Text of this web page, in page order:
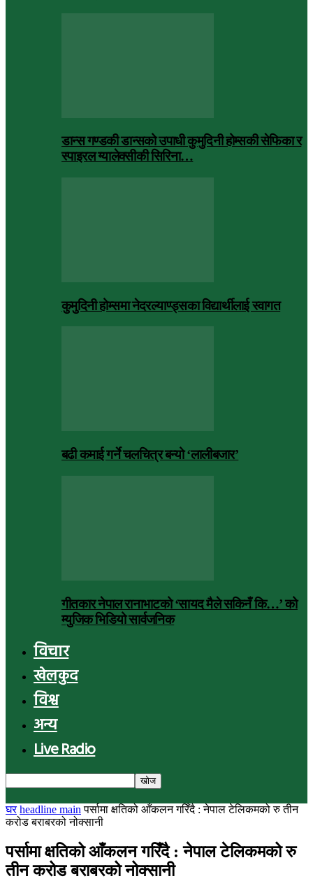
डान्स गण्डकी डान्सको उपाधी कुमुदिनी होम्सकी सेफिका र
स्पाइरल ग्यालेक्सीकी सिरिना…
कुमुदिनी होम्समा नेदरल्याण्ड्सका विद्यार्थीलाई स्वागत
बढी कमाई गर्ने चलचित्र बन्यो ‘लालीबजार’
गीतकार नेपाल रानाभाटको ‘सायद मैले सकिनँ कि…’ को
म्युजिक भिडियो सार्वजनिक
विचार
खेलकुद
विश्व
अन्य
Live Radio
घर headline main पर्सामा क्षतिको आँकलन गरिँदै : नेपाल टेलिकमको रु तीन
करोड बराबरको नोक्सानी
पर्सामा क्षतिको आँकलन गरिँदै : नेपाल टेलिकमको रु
तीन करोड बराबरको नोक्सानी